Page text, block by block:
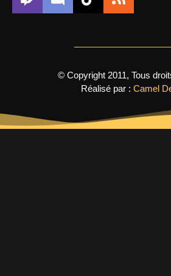
© Copyright 2011, Tous
Réalisé par : Camel